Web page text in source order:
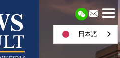
日本語